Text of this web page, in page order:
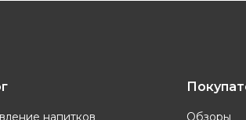
напитков
Обзоры